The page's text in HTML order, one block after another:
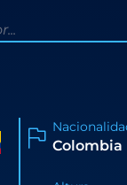
Colombia